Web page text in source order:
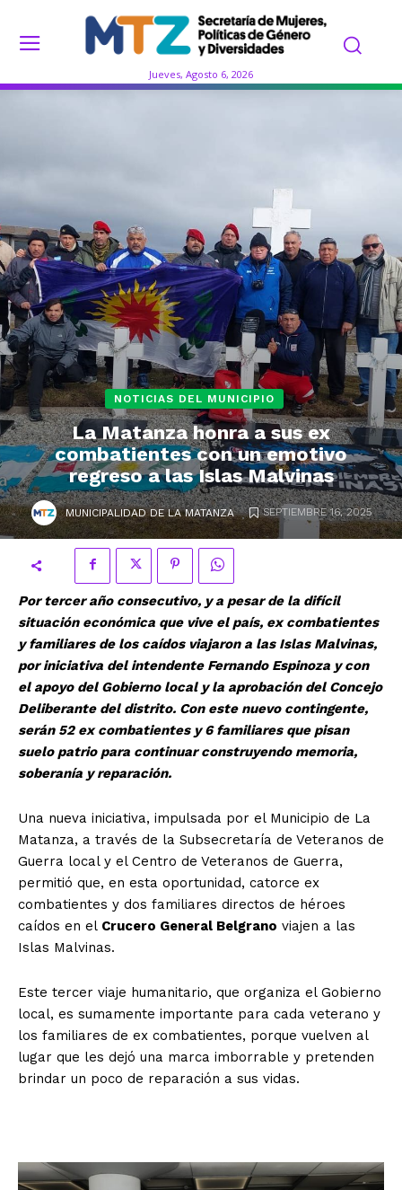
Jueves, Agosto 6, 2026
NOTICIAS DEL MUNICIPIO
La Matanza honra a sus ex
combatientes con un emotivo
regreso a las Islas Malvinas
MUNICIPALIDAD DE LA MATANZA . SEPTIEMBRE 16, 2025
Por tercer año consecutivo, y a pesar de la difícil
situación económica que vive el país, ex combatientes
y familiares de los caídos viajaron a las Islas Malvinas,
por iniciativa del intendente Fernando Espinoza y con
el apoyo del Gobierno local y la aprobación del Concejo
Deliberante del distrito. Con este nuevo contingente,
serán 52 ex combatientes y 6 familiares que pisan
suelo patrio para continuar construyendo memoria,
soberanía y reparación.
Una nueva iniciativa, impulsada por el Municipio de La
Matanza, a través de la Subsecretaría de Veteranos de
Guerra local y el Centro de Veteranos de Guerra,
permitió que, en esta oportunidad, catorce ex
combatientes y dos familiares directos de héroes
caídos en el Crucero General Belgrano viajen a las
Islas Malvinas.
Este tercer viaje humanitario, que organiza el Gobierno
local, es sumamente importante para cada veterano y
los familiares de ex combatientes, porque vuelven al
lugar que les dejó una marca imborrable y pretenden
brindar un poco de reparación a sus vidas.